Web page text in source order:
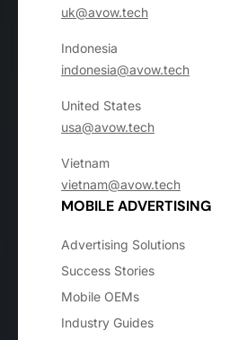
uk@avow.tech
Indonesia
indonesia@avow.tech
United States
usa@avow.tech
Vietnam
vietnam@avow.tech
MOBILE ADVERTISING
Advertising Solutions
Success Stories
Mobile OEMs
Industry Guides